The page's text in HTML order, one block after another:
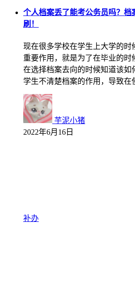
个人档案丢了能考公务员吗？档
刷！
现在很多学校在学生上大学的时
重要作用，就是为了在毕业的时
在选择档案去向的时候知道该如
学生不清楚档案的作用，导致
芋泥小猪
2022年6月16日
补办